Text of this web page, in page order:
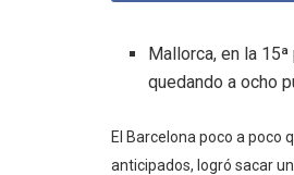
Mallorca, en la
quedando a ocho
El Barcelona poco a poco
anticipados, logró sacar